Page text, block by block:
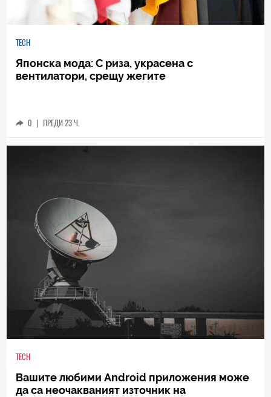
TECH
Японска мода: С риза, украсена с
вентилатори, срещу жегите
0 | ПРЕДИ 23 Ч.
TECH
Вашите любими Android приложения може
да са неочакваният източник на